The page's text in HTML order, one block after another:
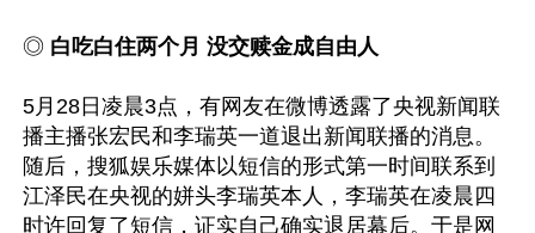
◎ 白吃白住两个月 没交赎金成自由人
5月28日凌晨3点，有网友在微博透露了央视新闻联
播主播张宏民和李瑞英一道退出新闻联播的消息。
随后，搜狐娱乐媒体以短信的形式第一时间联系到
江泽民在央视的姘头李瑞英本人，李瑞英在凌晨四
时许回复了短信，证实自己确实退居幕后。于是网